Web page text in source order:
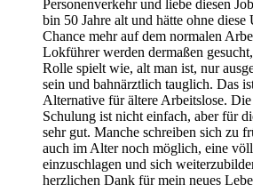
Personenverkehr und liebe diesen
bin 50 Jahre alt und hätte ohne
Chance mehr auf dem normalen
Lokführer werden dermaßen
Rolle spielt wie, alt man ist, nur
sein und bahnärztlich tauglich. Das
Alternative für ältere Arbeitslose.
Schulung ist nicht einfach, aber für
sehr gut. Manche schreiben sich zu
auch im Alter noch möglich, eine
einzuschlagen und sich
herzlichen Dank für mein neues